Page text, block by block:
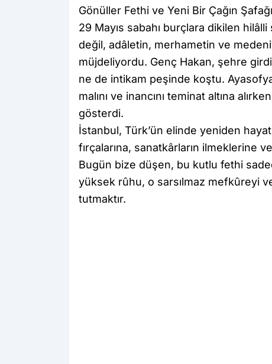
​Gönüller Fethi ve Yeni Bir Çağın Şafağı
​29 Mayıs sabahı burçlara dikilen
değil, adâletin, merhametin ve
müjdeliyordu. Genç Hakan, şehre
ne de intikam peşinde koştu.
malını ve inancını teminat altına
gösterdi.
​İstanbul, Türk’ün elinde yeniden
fırçalarına, sanatkârların ilmeklerine
Bugün bize düşen, bu kutlu fethi
yüksek rûhu, o sarsılmaz mefkûreyi
tutmaktır.